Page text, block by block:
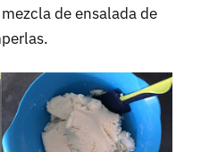
de ensalada de